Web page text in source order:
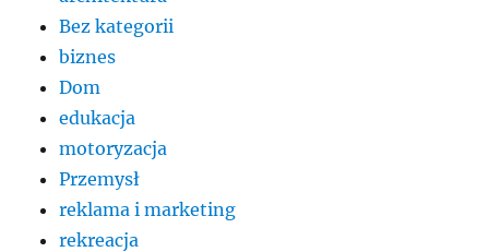
Bez kategorii
biznes
Dom
edukacja
motoryzacja
Przemysł
reklama i marketing
rekreacja